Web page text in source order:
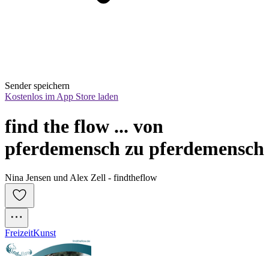
Sender speichern
Kostenlos im App Store laden
find the flow ... von
pferdemensch zu pferdemensch
Nina Jensen und Alex Zell - findtheflow
FreizeitKunst